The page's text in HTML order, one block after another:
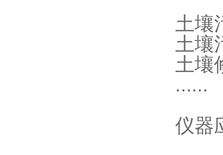
土壤
土壤
土壤
......
仪器